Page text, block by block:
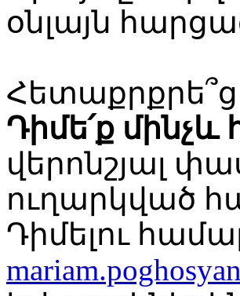
օնլայն
Հետաքրքրե՞ց
Դիմե՛ք մինչև
վերոնշյալ
ուղարկված
Դիմելու